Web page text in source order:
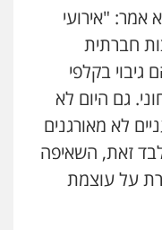
אמר: "אירועי
חברתית
בקלפי
גם היום לא
לא מאורגנים
זאת, השאיפה
על עוצמת